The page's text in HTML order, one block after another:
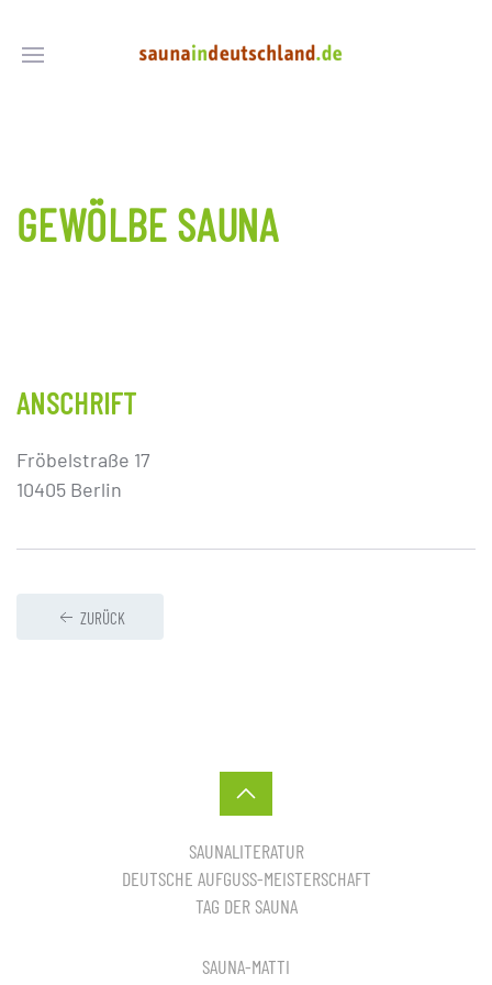
GEWÖLBE SAUNA
ANSCHRIFT
Fröbelstraße 17
10405 Berlin
ZURÜCK
SAUNALITERATUR
DEUTSCHE AUFGUSS-MEISTERSCHAFT
TAG DER SAUNA
SAUNA-MATTI